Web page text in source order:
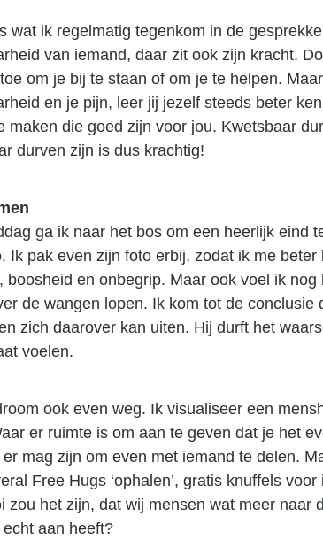
wat ik regelmatig tegenkom in de
van iemand, daar zit ook zijn kracht.
om je bij te staan of om je te helpen.
en je pijn, leer jij jezelf steeds beter
maken die goed zijn voor jou. Kwetsbaar
durven zijn is dus krachtig!
ga ik naar het bos om een heerlijk eind
Ik pak even zijn foto erbij, zodat ik me
boosheid en onbegrip. Maar ook voel ik
de wangen lopen. Ik kom tot de
zich daarover kan uiten. Hij durft het
voelen.
ook even weg. Ik visualiseer een
er ruimte is om aan te geven dat je het
mag zijn om even met iemand te delen.
Free Hugs ‘ophalen’, gratis knuffels
zou het zijn, dat wij mensen wat meer naar
aan heeft?